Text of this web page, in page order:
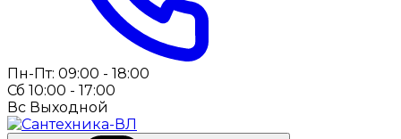
Пн-Пт: 09:00 - 18:00
Сб 10:00 - 17:00
Вс Выходной